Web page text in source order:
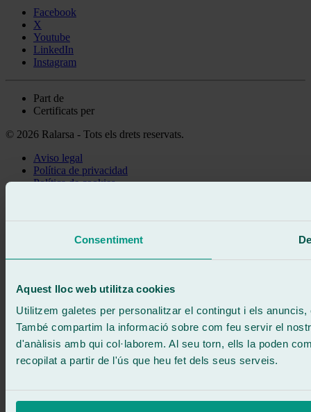
Consentiment
Aquest lloc web utilitza cookies
Utilitzem galetes per personalitzar el contingut i els
També compartim la informació sobre com feu servir el
d'anàlisis amb qui col·laborem. Al seu torn, ells la poden
recopilat a partir de l'ús que heu fet dels seus serveis.
Facebook
X
Youtube
LinkedIn
Instagram
Part de
Certificats per
© 2026 Ralarsa - Tots els drets reservats.
Aviso legal
Política de privacidad
Política de cookies
Sense compromís
671 015 121
ATENCIÓ 24/7 Contacta'ns